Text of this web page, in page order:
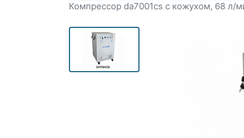
Компрессор da7001cs с кожухом, 68 л/